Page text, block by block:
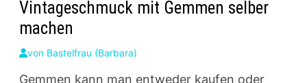
Vintageschmuck mit Gemmen selber
machen
von Bastelfrau (Barbara)
Gemmen kann man entweder kaufen oder